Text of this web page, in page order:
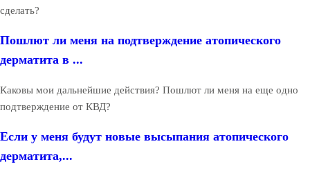
сделать?
Пошлют ли меня на подтверждение атопического
дерматита в ...
Каковы мои дальнейшие действия? Пошлют ли меня на еще одно
подтверждение от КВД?
Если у меня будут новые высыпания атопического
дерматита,...